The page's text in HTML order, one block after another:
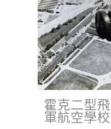
霍克二型
軍航空學